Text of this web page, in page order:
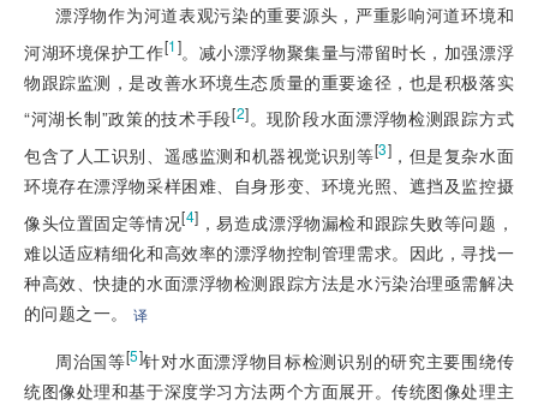
漂浮物作为河道表观污染的重要源头，严重影响河道环境和
河湖环境保护工作[1]。减小漂浮物聚集量与滞留时长，加强漂浮
物跟踪监测，是改善水环境生态质量的重要途径，也是积极落实
“河湖长制”政策的技术手段[2]。现阶段水面漂浮物检测跟踪方式
包含了人工识别、遥感监测和机器视觉识别等[3]，但是复杂水面
环境存在漂浮物采样困难、自身形变、环境光照、遮挡及监控摄
像头位置固定等情况[4] ，易造成漂浮物漏检和跟踪失败等问题，
难以适应精细化和高效率的漂浮物控制管理需求。因此，寻找一
种高效、快捷的水面漂浮物检测跟踪方法是水污染治理亟需解决
的问题之一。 译
周治国等[5]针对水面漂浮物目标检测识别的研究主要围绕传
统图像处理和基于深度学习方法两个方面展开。传统图像处理主